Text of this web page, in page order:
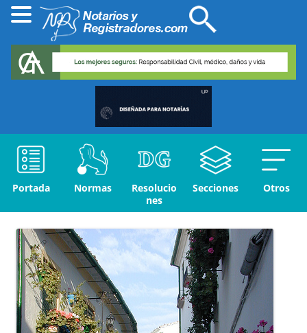
Portada Normas
Resolucio
nes
Secciones Otros